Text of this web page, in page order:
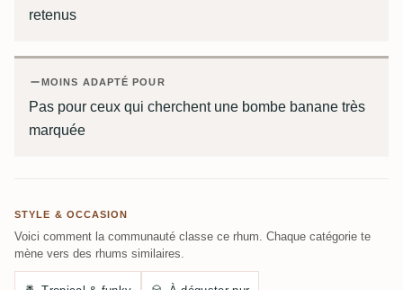
retenus
MOINS ADAPTÉ POUR
Pas pour ceux qui cherchent une bombe banane très
marquée
STYLE & OCCASION
Voici comment la communauté classe ce rhum. Chaque catégorie te
mène vers des rhums similaires.